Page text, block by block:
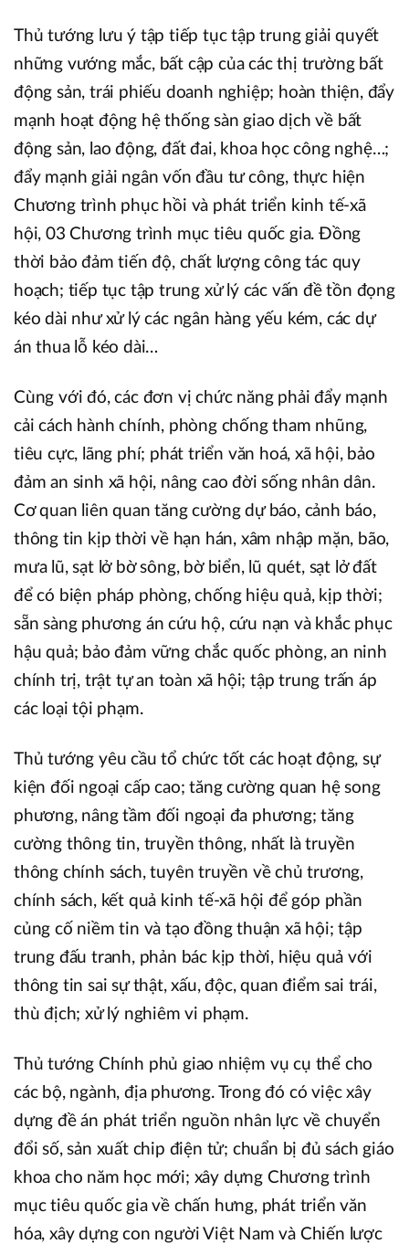
Thủ tướng lưu ý tập tiếp tục tập trung giải quyết
những vướng mắc, bất cập của các thị trường bất
động sản, trái phiếu doanh nghiệp; hoàn thiện, đẩy
mạnh hoạt động hệ thống sàn giao dịch về bất
động sản, lao động, đất đai, khoa học công nghệ…;
đẩy mạnh giải ngân vốn đầu tư công, thực hiện
Chương trình phục hồi và phát triển kinh tế-xã
hội, 03 Chương trình mục tiêu quốc gia. Đồng
thời bảo đảm tiến độ, chất lượng công tác quy
hoạch; tiếp tục tập trung xử lý các vấn đề tồn đọng
kéo dài như xử lý các ngân hàng yếu kém, các dự
án thua lỗ kéo dài…
Cùng với đó, các đơn vị chức năng phải đẩy mạnh
cải cách hành chính, phòng chống tham nhũng,
tiêu cực, lãng phí; phát triển văn hoá, xã hội, bảo
đảm an sinh xã hội, nâng cao đời sống nhân dân.
Cơ quan liên quan tăng cường dự báo, cảnh báo,
thông tin kịp thời về hạn hán, xâm nhập mặn, bão,
mưa lũ, sạt lở bờ sông, bờ biển, lũ quét, sạt lở đất
để có biện pháp phòng, chống hiệu quả, kịp thời;
sẵn sàng phương án cứu hộ, cứu nạn và khắc phục
hậu quả; bảo đảm vững chắc quốc phòng, an ninh
chính trị, trật tự an toàn xã hội; tập trung trấn áp
các loại tội phạm.
Thủ tướng yêu cầu tổ chức tốt các hoạt động, sự
kiện đối ngoại cấp cao; tăng cường quan hệ song
phương, nâng tầm đối ngoại đa phương; tăng
cường thông tin, truyền thông, nhất là truyền
thông chính sách, tuyên truyền về chủ trương,
chính sách, kết quả kinh tế-xã hội để góp phần
củng cố niềm tin và tạo đồng thuận xã hội; tập
trung đấu tranh, phản bác kịp thời, hiệu quả với
thông tin sai sự thật, xấu, độc, quan điểm sai trái,
thù địch; xử lý nghiêm vi phạm.
Thủ tướng Chính phủ giao nhiệm vụ cụ thể cho
các bộ, ngành, địa phương. Trong đó có việc xây
dựng đề án phát triển nguồn nhân lực về chuyển
đổi số, sản xuất chip điện tử; chuẩn bị đủ sách giáo
khoa cho năm học mới; xây dựng Chương trình
mục tiêu quốc gia về chấn hưng, phát triển văn
hóa, xây dựng con người Việt Nam và Chiến lược